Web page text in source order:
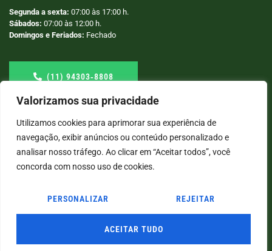
Valorizamos sua privacidade
Utilizamos cookies para aprimorar sua experiência de
navegação, exibir anúncios ou conteúdo personalizado e
analisar nosso tráfego. Ao clicar em “Aceitar todos”, você
concorda com nosso uso de cookies.
PERSONALIZAR REJEITAR
ACEITAR TUDO
Segunda a sexta: 07:00 às 17:00 h.
Sábados: 07:00 às 12:00 h.
Domingos e Feriados: Fechado
(11) 94303‑8808
© COPYRIGHT2026→ LABORATÓRIO SÃO VICENTE → POR: CONEKI - SOLUÇÕES DIGITAIS |